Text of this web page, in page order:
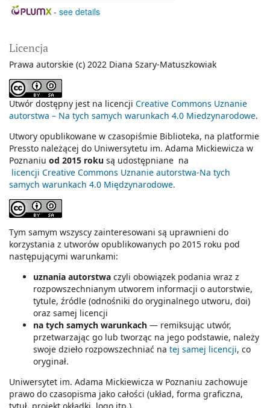
- see details
Licencja
Prawa autorskie (c) 2022 Diana Szary-Matuszkowiak
Utwór dostępny jest na licencji Creative Commons Uznanie
autorstwa – Na tych samych warunkach 4.0 Miedzynarodowe.
Utwory opublikowane w czasopiśmie Biblioteka, na platformie
Pressto należącej do Uniwersytetu im. Adama Mickiewicza w
Poznaniu od 2015 roku są udostępniane na
licencji Creative Commons Uznanie autorstwa-Na tych
samych warunkach 4.0 Międzynarodowe.
Tym samym wszyscy zainteresowani są uprawnieni do
korzystania z utworów opublikowanych po 2015 roku pod
następującymi warunkami:
uznania autorstwa czyli obowiązek podania wraz z
rozpowszechnianym utworem informacji o autorstwie,
tytule, źródle (odnośniki do oryginalnego utworu, doi)
oraz samej licencji
na tych samych warunkach — remiksując utwór,
przetwarzając go lub tworząc na jego podstawie, należy
swoje dzieło rozpowszechniać na tej samej licencji, co
oryginał.
Uniwersytet im. Adama Mickiewicza w Poznaniu zachowuje
prawo do czasopisma jako całości (układ, forma graficzna,